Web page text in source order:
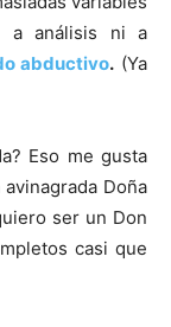
a análisis ni a
abductivo. (Ya
Eso me gusta
Doña
ser un Don
casi que